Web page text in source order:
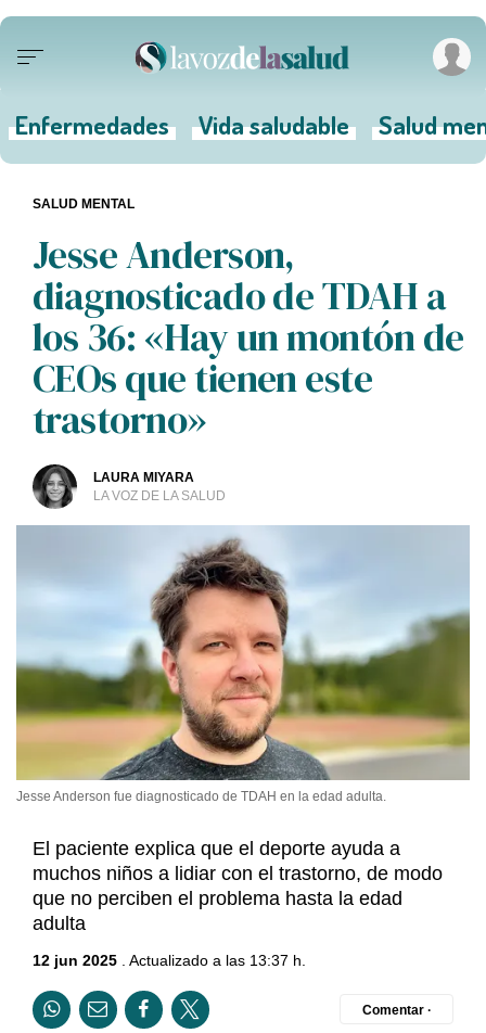
Enfermedades Vida saludable Salud
Jesse Anderson,
diagnosticado de TDAH a
los 36: «Hay un montón de
CEOs que tienen este
trastorno»
LAURA MIYARA
LA VOZ DE LA SALUD
SALUD MENTAL
Jesse Anderson fue diagnosticado de TDAH en la edad adulta.
El paciente explica que el deporte ayuda a
muchos niños a lidiar con el trastorno, de modo
que no perciben el problema hasta la edad
adulta
12 jun 2025 . Actualizado a las 13:37 h.
Comentar ·